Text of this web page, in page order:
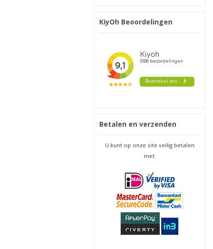
KiyOh Beoordelingen
Betalen en verzenden
U kunt op onze site veilig betalen
met: